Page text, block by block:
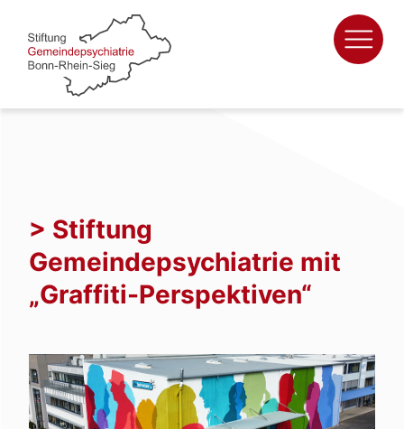
Zum
Inhalt
springen
> Stiftung
Gemeindepsychiatrie mit
„Graffiti-Perspektiven“